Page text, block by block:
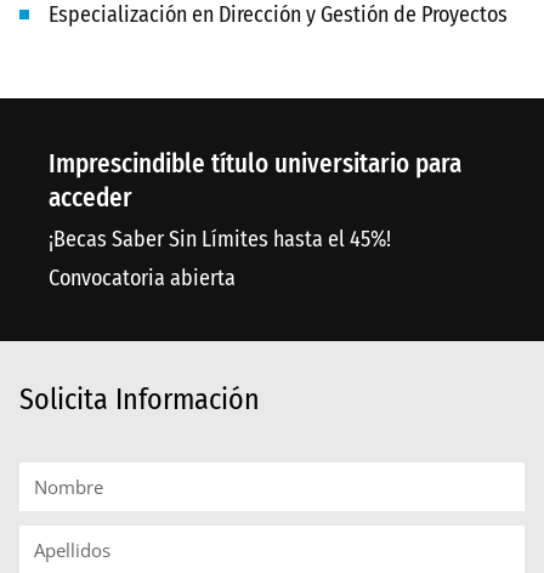
Especialización en Dirección y Gestión de Proyectos
Imprescindible título universitario para
acceder
¡Becas Saber Sin Límites hasta el 45%!
Convocatoria abierta
Solicita Información